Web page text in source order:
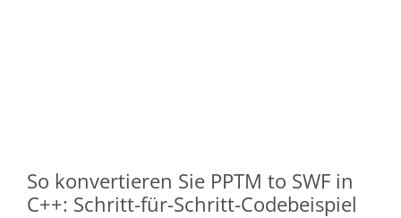
So konvertieren Sie PPTM to SWF in
C++: Schritt-für-Schritt-Codebeispiel